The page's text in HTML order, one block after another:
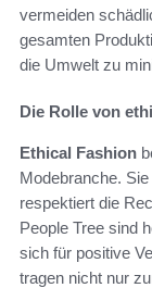
vermeiden
gesamten
die Umwelt zu
Die Rolle von
Ethical Fashion
Modebranche.
respektiert die
People Tree sind
sich für positive
tragen nicht nur